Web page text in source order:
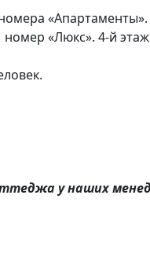
«Апартаменты».
«Люкс». 4-й
у наших